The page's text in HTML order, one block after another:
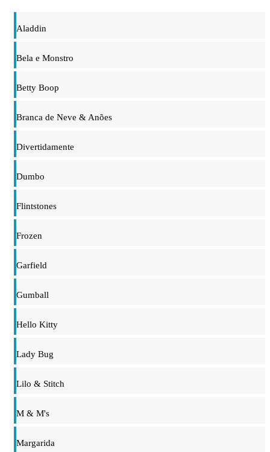
Aladdin
Bela e Monstro
Betty Boop
Branca de Neve & Anões
Divertidamente
Dumbo
Flintstones
Frozen
Garfield
Gumball
Hello Kitty
Lady Bug
Lilo & Stitch
M & M's
Margarida